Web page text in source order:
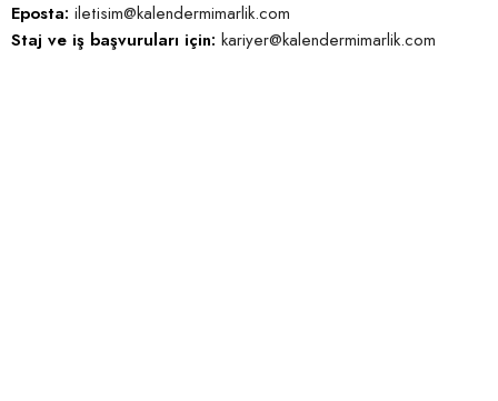
Eposta: iletisim@kalendermimarlik.com
Staj ve iş başvuruları için: kariyer@kalendermimarlik.com